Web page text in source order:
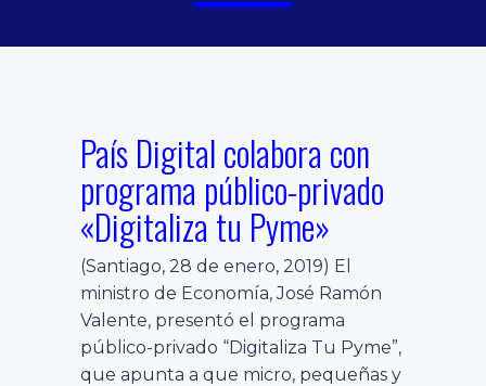
País Digital colabora con
programa público-privado
«Digitaliza tu Pyme»
(Santiago, 28 de enero, 2019) El
ministro de Economía, José Ramón
Valente, presentó el programa
público-privado “Digitaliza Tu Pyme”,
que apunta a que micro, pequeñas y